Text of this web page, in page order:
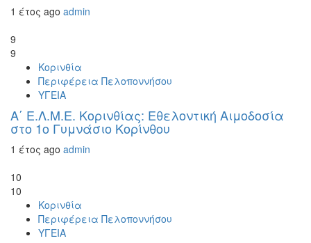
1 έτος ago admin
9
9
Κορινθία
Περιφέρεια Πελοποννήσου
ΥΓΕΙΑ
Α΄ Ε.Λ.Μ.Ε. Κορινθίας: Εθελοντική Αιμοδοσία
στο 1ο Γυμνάσιο Κορίνθου
1 έτος ago admin
10
10
Κορινθία
Περιφέρεια Πελοποννήσου
ΥΓΕΙΑ